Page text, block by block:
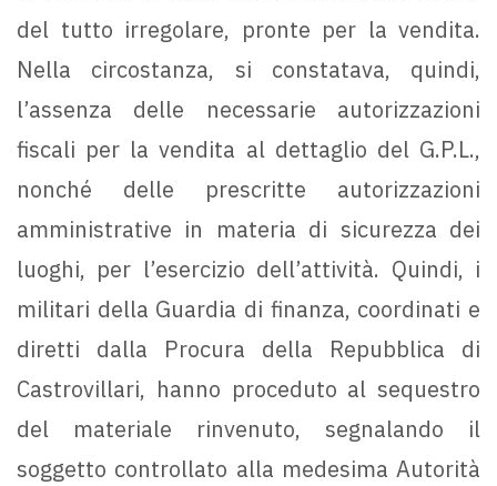
del tutto irregolare, pronte per la vendita.
Nella circostanza, si constatava, quindi,
l’assenza delle necessarie autorizzazioni
fiscali per la vendita al dettaglio del G.P.L.,
nonché delle prescritte autorizzazioni
amministrative in materia di sicurezza dei
luoghi, per l’esercizio dell’attività. Quindi, i
militari della Guardia di finanza, coordinati e
diretti dalla Procura della Repubblica di
Castrovillari, hanno proceduto al sequestro
del materiale rinvenuto, segnalando il
soggetto controllato alla medesima Autorità